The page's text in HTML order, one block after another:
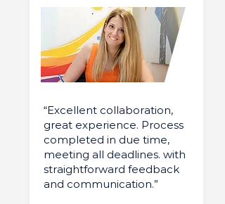
“Excellent collaboration,
great experience. Process
completed in due time,
meeting all deadlines. with
straightforward feedback
and communication.”